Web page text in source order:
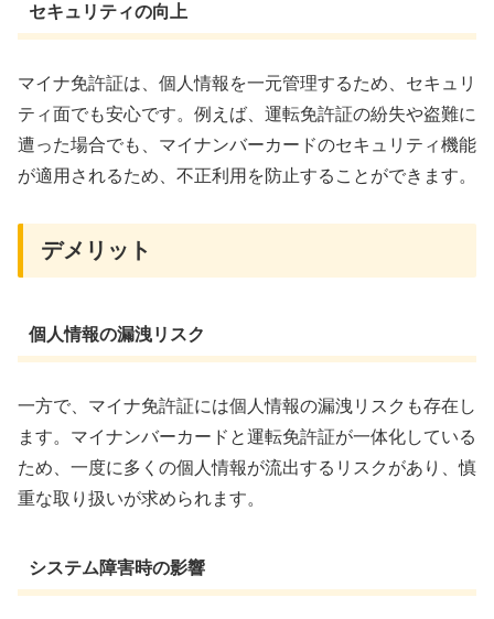
セキュリティの向上
マイナ免許証は、個人情報を一元管理するため、セキュリ
ティ面でも安心です。例えば、運転免許証の紛失や盗難に
遭った場合でも、マイナンバーカードのセキュリティ機能
が適用されるため、不正利用を防止することができます。
デメリット
個人情報の漏洩リスク
一方で、マイナ免許証には個人情報の漏洩リスクも存在し
ます。マイナンバーカードと運転免許証が一体化している
ため、一度に多くの個人情報が流出するリスクがあり、慎
重な取り扱いが求められます。
システム障害時の影響